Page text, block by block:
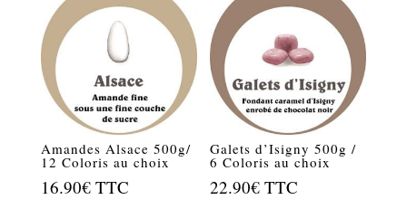
Amandes Alsace 500g/
12 Coloris au choix
16.90€ TTC
Galets d’Isigny 500g /
6 Coloris au choix
22.90€ TTC